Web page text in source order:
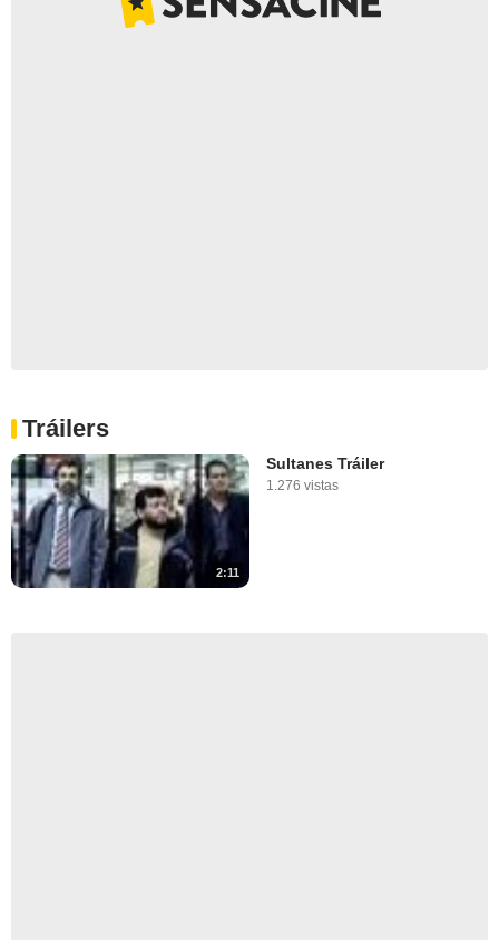
Tráilers
2:11
Sultanes Tráiler
1.276 vistas